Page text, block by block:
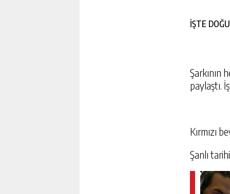
İŞTE
Şarkının
paylaştı.
Kırmızı
Şanlı
GÜNLÜK HABER